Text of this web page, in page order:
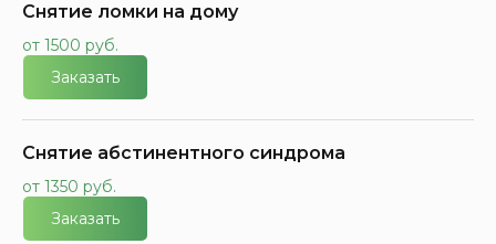
Снятие ломки на дому
от 1500 руб.
Заказать
Снятие абстинентного синдрома
от 1350 руб.
Заказать